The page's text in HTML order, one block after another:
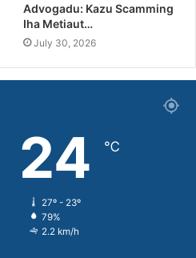
Advogadu: Kazu Scamming
Iha Metiaut…
July 30, 2026
24 ℃
27º - 23º
79%
2.2 km/h